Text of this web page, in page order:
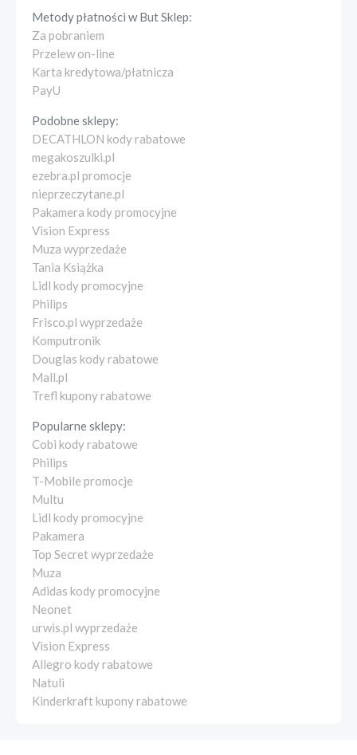
Metody płatności wBut Sklep:
Za pobraniem
Przelew on-line
Karta kredytowa/płatnicza
PayU
Podobne sklepy:
DECATHLON kody rabatowe
megakoszulki.pl
ezebra.pl promocje
nieprzeczytane.pl
Pakamera kody promocyjne
Vision Express
Muza wyprzedaże
Tania Książka
Lidl kody promocyjne
Philips
Frisco.pl wyprzedaże
Komputronik
Douglas kody rabatowe
Mall.pl
Trefl kupony rabatowe
Popularne sklepy:
Cobi kody rabatowe
Philips
T-Mobile promocje
Multu
Lidl kody promocyjne
Pakamera
Top Secret wyprzedaże
Muza
Adidas kody promocyjne
Neonet
urwis.pl wyprzedaże
Vision Express
Allegro kody rabatowe
Natuli
Kinderkraft kupony rabatowe